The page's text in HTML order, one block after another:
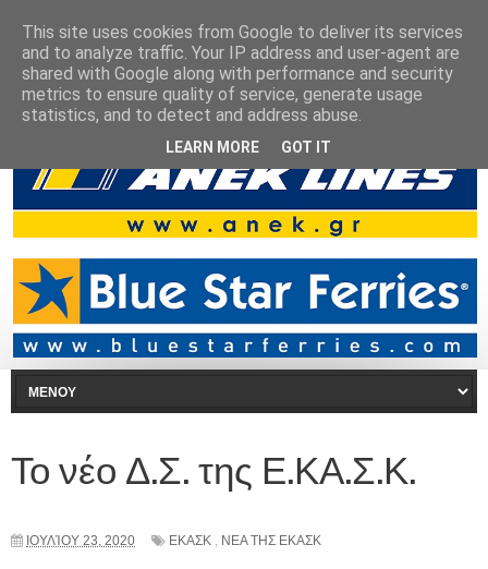
Το νέο Δ.Σ. της Ε.ΚΑ.Σ.Κ.
ΙΟΥΛΊΟΥ 23, 2020 ΕΚΑΣΚ , ΝΕΑ ΤΗΣ ΕΚΑΣΚ
This site uses cookies from Google to deliver its services
and to analyze traffic. Your IP address and user-agent are
shared with Google along with performance and security
metrics to ensure quality of service, generate usage
statistics, and to detect and address abuse.
LEARN MORE GOT IT